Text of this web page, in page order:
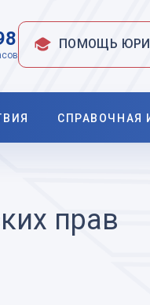
ПОМОЩЬ
СПРАВОЧНАЯ
прав